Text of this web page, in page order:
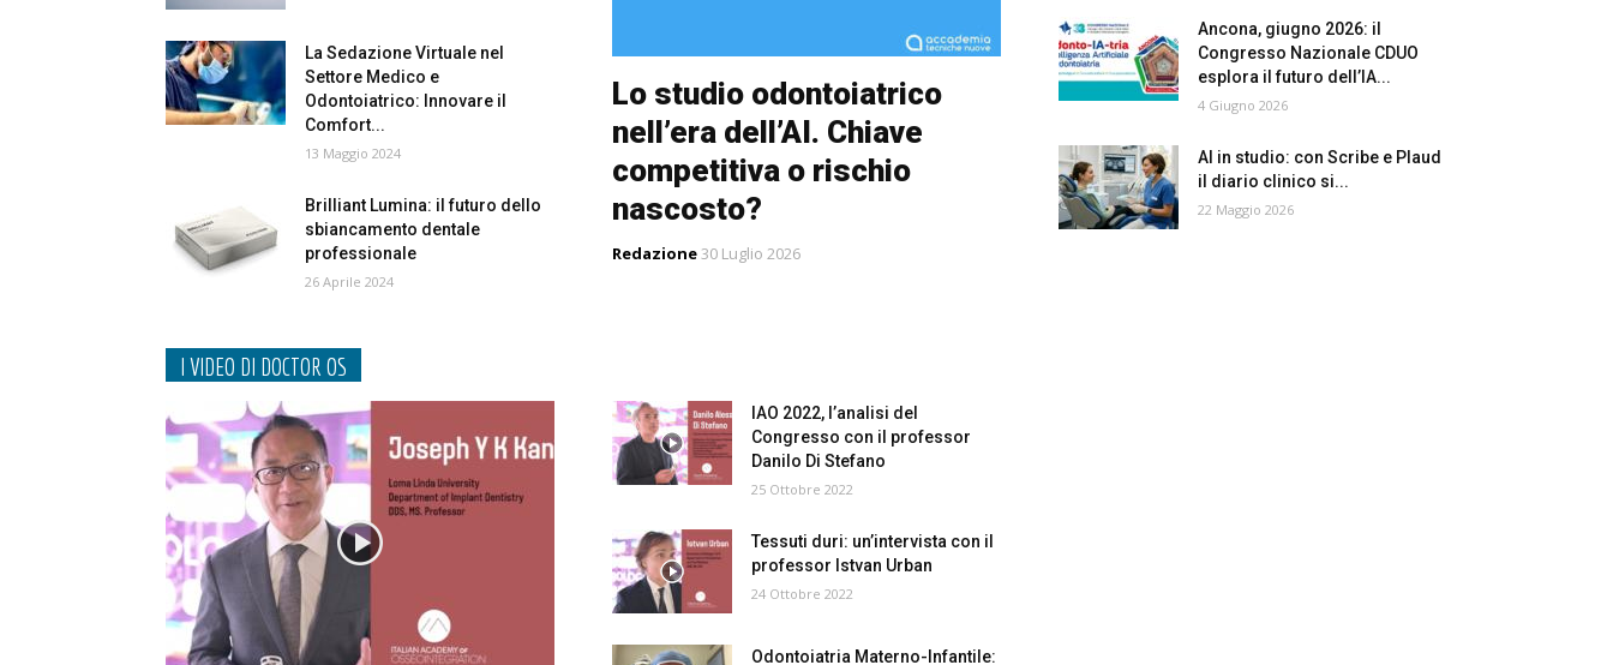
La Sedazione Virtuale nel
Settore Medico e
Odontoiatrico: Innovare il
Comfort...
13 Maggio 2024
Brilliant Lumina: il futuro dello
sbiancamento dentale
professionale
26 Aprile 2024
Lo studio odontoiatrico
nell’era dell’AI. Chiave
competitiva o rischio
nascosto?
Redazione30 Luglio 2026
Ancona, giugno 2026: il
Congresso Nazionale CDUO
esplora il futuro dell’IA...
4 Giugno 2026
AI in studio: con Scribe e Plaud
il diario clinico si...
22 Maggio 2026
I VIDEO DI DOCTOR OS
IAO 2022, l’analisi del
Congresso con il professor
Danilo Di Stefano
25 Ottobre 2022
Tessuti duri: un’intervista con il
professor Istvan Urban
24 Ottobre 2022
Odontoiatria Materno-Infantile: